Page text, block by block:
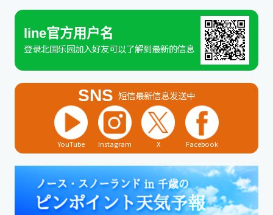
line官方用户名
登录北国乐园加入好友可以了解到最新的信息
SNS 短信最新信息发送中
YouTube Instagram X Facebook